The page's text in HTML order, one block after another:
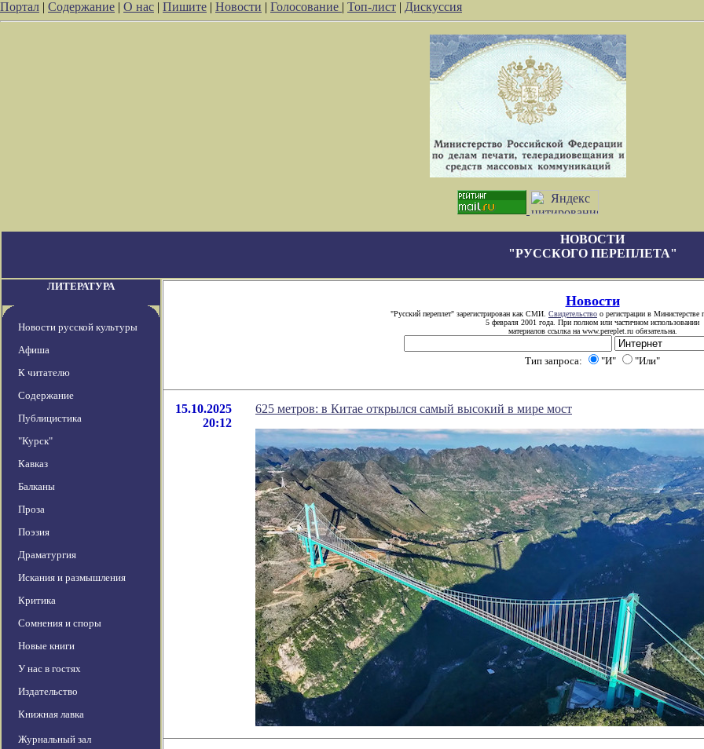
Портал | Содержание | О нас | Пишите | Новости | Голосование | Топ-лист | Дискуссия
НОВОСТИ
"РУССКОГО ПЕРЕПЛЕТА"
ЛИТЕРАТУРА
Новости русской культуры
Афиша
К читателю
Содержание
Публицистика
"Курск"
Кавказ
Балканы
Проза
Поэзия
Драматургия
Искания и размышления
Критика
Сомнения и споры
Новые книги
У нас в гостях
Издательство
Книжная лавка
Журнальный зал
Новости
"Русский переплет" зарегистрирован как СМИ. Свидетельство о регистрации в
5 февраля 2001 года. При полном или частичном использовании
материалов ссылка на www.pereplet.ru обязательна.
Тип запроса: "И" "Или"
15.10.2025
20:12
625 метров: в Китае открылся самый высокий в мире мост